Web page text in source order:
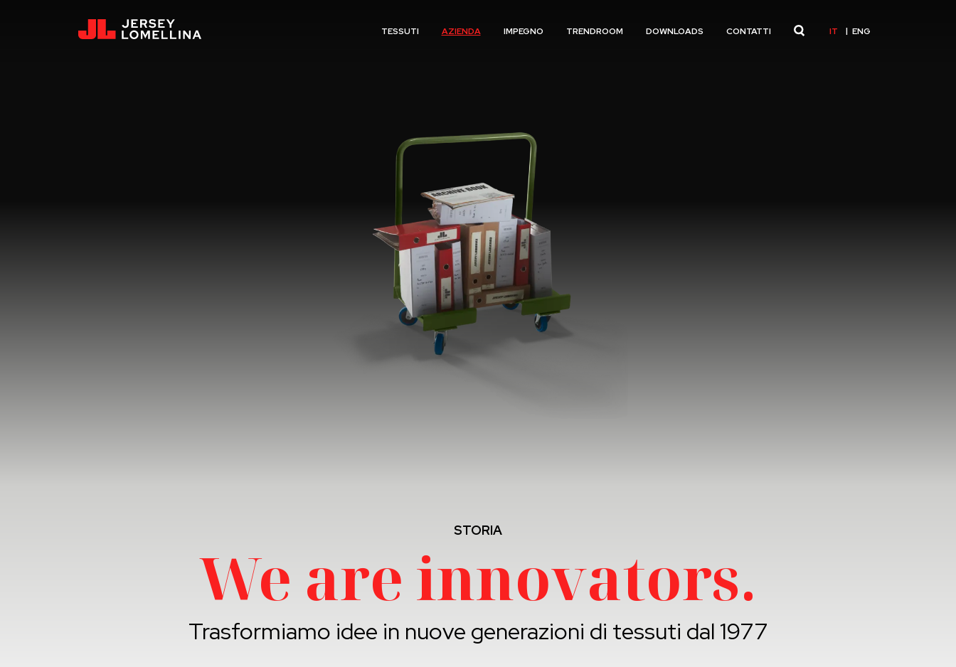
TESSUTI AZIENDA IMPEGNO TRENDROOM DOWNLOADS CONTATTI IT ENG
STORIA
We are innovators.
Trasformiamo idee in nuove generazioni di tessuti dal 1977